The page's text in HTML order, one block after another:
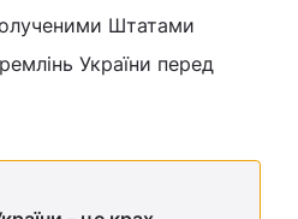
Штатами
України перед